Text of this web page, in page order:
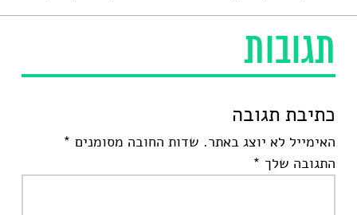
תגובות
כתיבת תגובה
האימייל לא יוצג באתר. שדות החובה מסומנים *
התגובה שלך *